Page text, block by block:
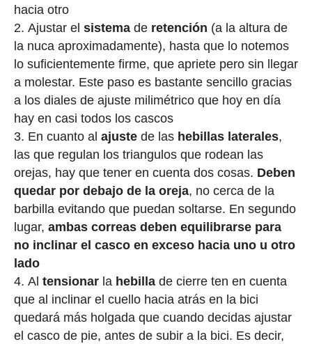
hacia otro
Ajustar el sistemade retención (a la altura de
la nuca aproximadamente), hasta que lo notemos
lo suficientemente firme, que apriete pero sin llegar
a molestar. Este paso es bastante sencillo gracias
a los diales de ajuste milimétrico que hoy en día
hay en casi todos los cascos
En cuanto al ajustede las hebillas laterales,
las que regulan los triangulos que rodean las
orejas, hay que tener en cuenta dos cosas. Deben
quedar por debajo de la oreja, no cerca de la
barbilla evitando que puedan soltarse. En segundo
lugar, ambas correas deben equilibrarse para
no inclinar el casco en exceso hacia uno u otro
lado
Al tensionarla hebillade cierre ten en cuenta
que al inclinar el cuello hacia atrás en la bici
quedará más holgada que cuando decidas ajustar
el casco de pie, antes de subir a la bici. Es decir,